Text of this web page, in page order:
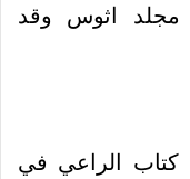
مجلد اثوس وقد
الراعي في